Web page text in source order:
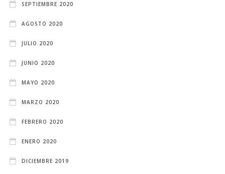
SEPTIEMBRE 2020
AGOSTO 2020
JULIO 2020
JUNIO 2020
MAYO 2020
MARZO 2020
FEBRERO 2020
ENERO 2020
DICIEMBRE 2019